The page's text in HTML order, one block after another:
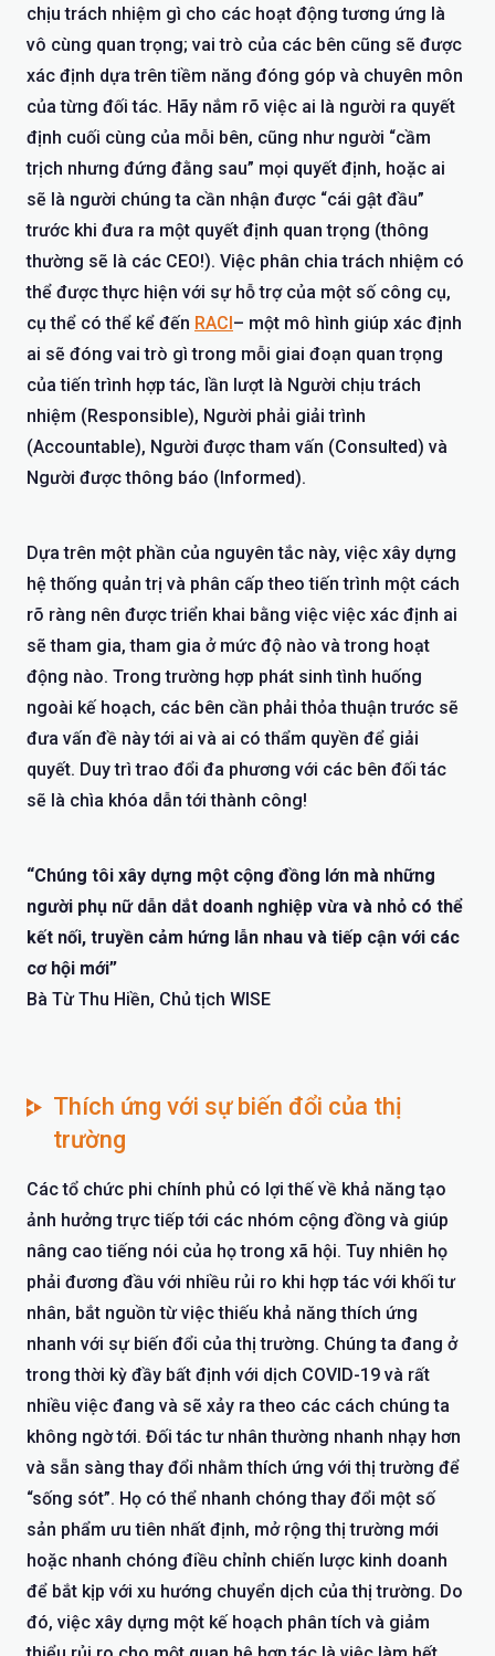
chịu trách nhiệm gì cho các hoạt động tương ứng là
vô cùng quan trọng; vai trò của các bên cũng sẽ được
xác định dựa trên tiềm năng đóng góp và chuyên môn
của từng đối tác. Hãy nắm rõ việc ai là người ra quyết
định cuối cùng của mỗi bên, cũng như người “cầm
trịch nhưng đứng đằng sau” mọi quyết định, hoặc ai
sẽ là người chúng ta cần nhận được “cái gật đầu”
trước khi đưa ra một quyết định quan trọng (thông
thường sẽ là các CEO!). Việc phân chia trách nhiệm có
thể được thực hiện với sự hỗ trợ của một số công cụ,
cụ thể có thể kể đến RACI– một mô hình giúp xác định
ai sẽ đóng vai trò gì trong mỗi giai đoạn quan trọng
của tiến trình hợp tác, lần lượt là Người chịu trách
nhiệm (Responsible), Người phải giải trình
(Accountable), Người được tham vấn (Consulted) và
Người được thông báo (Informed).
Dựa trên một phần của nguyên tắc này, việc xây dựng
hệ thống quản trị và phân cấp theo tiến trình một cách
rõ ràng nên được triển khai bằng việc việc xác định ai
sẽ tham gia, tham gia ở mức độ nào và trong hoạt
động nào. Trong trường hợp phát sinh tình huống
ngoài kế hoạch, các bên cần phải thỏa thuận trước sẽ
đưa vấn đề này tới ai và ai có thẩm quyền để giải
quyết. Duy trì trao đổi đa phương với các bên đối tác
sẽ là chìa khóa dẫn tới thành công!
“Chúng tôi xây dựng một cộng đồng lớn mà những
người phụ nữ dẫn dắt doanh nghiệp vừa và nhỏ có thể
kết nối, truyền cảm hứng lẫn nhau và tiếp cận với các
cơ hội mới”
Bà Từ Thu Hiền, Chủ tịch WISE
Thích ứng với sự biến đổi của thị
trường
Các tổ chức phi chính phủ có lợi thế về khả năng tạo
ảnh hưởng trực tiếp tới các nhóm cộng đồng và giúp
nâng cao tiếng nói của họ trong xã hội. Tuy nhiên họ
phải đương đầu với nhiều rủi ro khi hợp tác với khối tư
nhân, bắt nguồn từ việc thiếu khả năng thích ứng
nhanh với sự biến đổi của thị trường. Chúng ta đang ở
trong thời kỳ đầy bất định với dịch COVID-19 và rất
nhiều việc đang và sẽ xảy ra theo các cách chúng ta
không ngờ tới. Đối tác tư nhân thường nhanh nhạy hơn
và sẵn sàng thay đổi nhằm thích ứng với thị trường để
“sống sót”. Họ có thể nhanh chóng thay đổi một số
sản phẩm ưu tiên nhất định, mở rộng thị trường mới
hoặc nhanh chóng điều chỉnh chiến lược kinh doanh
để bắt kịp với xu hướng chuyển dịch của thị trường. Do
đó, việc xây dựng một kế hoạch phân tích và giảm